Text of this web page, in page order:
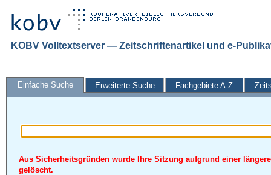
KOBV Volltextserver — Zeitschriftenartikel und e-
Einfache Suche Erweiterte Suche Fachgebiete A-Z
Aus Sicherheitsgründen wurde Ihre Sitzung aufgrund einer
gelöscht.